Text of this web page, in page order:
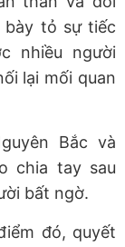
bày tỏ sự tiếc
nhiều người
lại mối quan
Bắc và
chia tay sau
bất ngờ.
đó, quyết